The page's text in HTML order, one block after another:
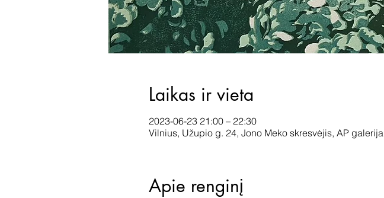
Laikas ir vieta
2023-06-23 21:00 – 22:30
Vilnius, Užupio g. 24, Jono Meko skresvėjis, AP galerija
Apie renginį